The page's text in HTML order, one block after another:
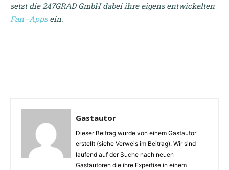
setzt die 247GRAD GmbH dabei ihre eigens entwickelten
Fan–Appsein.
Gastautor
Dieser Beitrag wurde von einem Gastautor
erstellt (siehe Verweis im Beitrag). Wir sind
laufend auf der Suche nach neuen
Gastautoren die ihre Expertise in einem